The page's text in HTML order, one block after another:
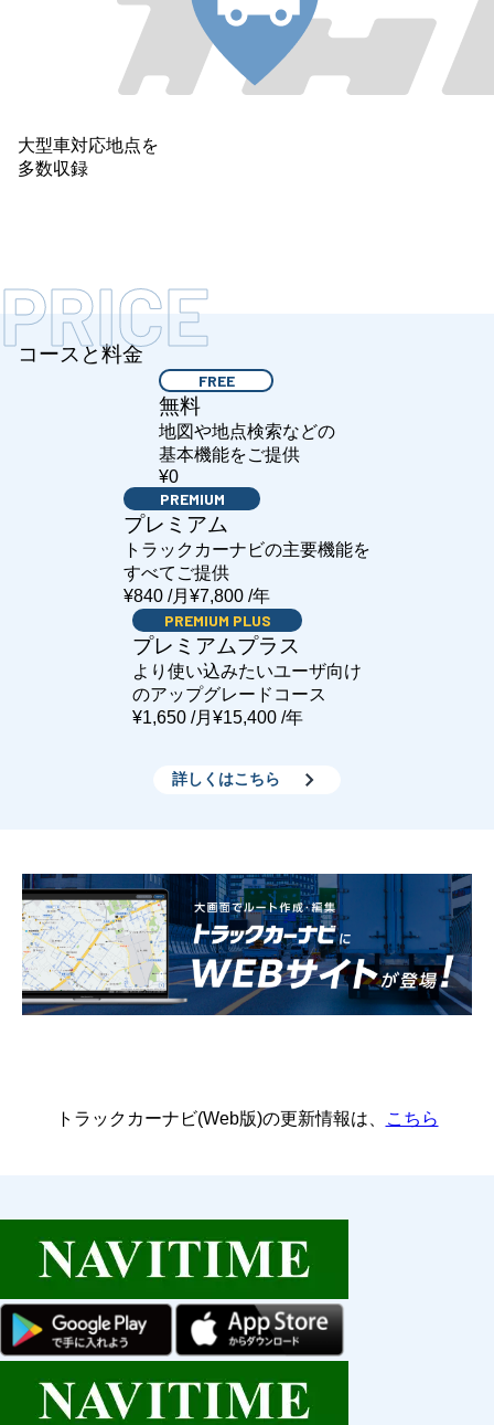
大型車対応地点を
多数収録
PRICE
コースと料金
FREE
無料
地図や地点検索などの
基本機能をご提供
¥0
PREMIUM
プレミアム
トラックカーナビの主要機能を
すべてご提供
¥840 /月 ¥7,800 /年
PREMIUM PLUS
プレミアムプラス
より使い込みたいユーザ向け
のアップグレードコース
¥1,650 /月 ¥15,400 /年
詳しくはこちら
トラックカーナビ(Web版)の更新情報は、 こちら